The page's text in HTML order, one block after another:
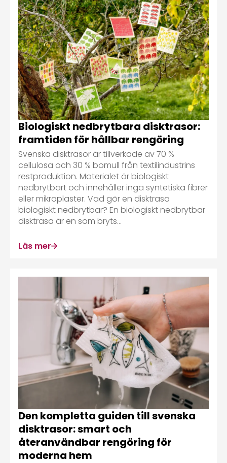
Biologiskt nedbrytbara disktrasor:
framtiden för hållbar rengöring
Svenska disktrasor är tillverkade av 70 %
cellulosa och 30 % bomull från textilindustrins
restproduktion. Materialet är biologiskt
nedbrytbart och innehåller inga syntetiska fibrer
eller mikroplaster. Vad gör en disktrasa
biologiskt nedbrytbar? En biologiskt nedbrytbar
disktrasa är en som bryts...
Läs mer
Den kompletta guiden till svenska
disktrasor: smart och
återanvändbar rengöring för
moderna hem